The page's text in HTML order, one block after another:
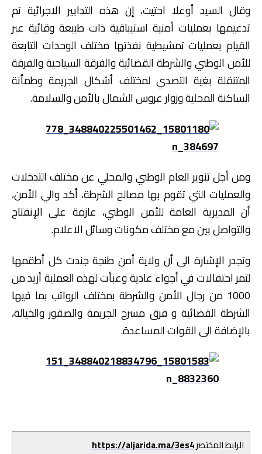
وقال السيد أوعلا احتيت، إن هذه التدابير الاجرائية تم
تدعيمها بعمليات أمنية استيباقية ذات طبيعة وقائية عبر
القيام بعمليات تمشيطية نفذتها مختلف الوحدات التابعة
للأمن الوطني والشرطة القضائية والفرقة السياحية والفرقة
المتنقلة بغية التصدي لمختلف أشكال الجريمة وطمأنة
الساكنة المحلية وزوار عروس الشمال بالأمن والسلامة.
ومن أجل تنوير العام الوطني والمحلي عن مختلف التدخلات
والعمليات التي تقوم بها مصالح الشرطة، أكد والي الأمن،
أن المديرية العامة للأمن الوطني، عازمة على الإنفتاح
والتواصل بين مع مختلف مكونات وسائل الاعلام.
وتجدر الإشارة الى أن ولاية أمن طنجة جندت كل أطقمها
لتمر احتفالات في أجواء عادية وعبأت لهذه العملية أزيد من
1000 من رجال الأمن والشرطة بمختلف الرواتب بما فيها
الشرطة القضائية و فرق مسرح الجريمة والصقور والخيالة،
بالإضافة الى القوات المساعدة.
الرابط المختصرhttps://aljarida.ma/3es4